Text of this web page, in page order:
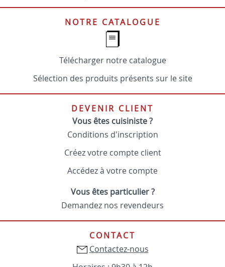
NOTRE CATALOGUE
Télécharger notre catalogue
Sélection des produits présents sur le site
DEVENIR CLIENT
Vous êtes cuisiniste ?
Conditions d'inscription
Créez votre compte client
Accédez à votre compte
Vous êtes particulier ?
Demandez nos revendeurs
CONTACT
Contactez-nous